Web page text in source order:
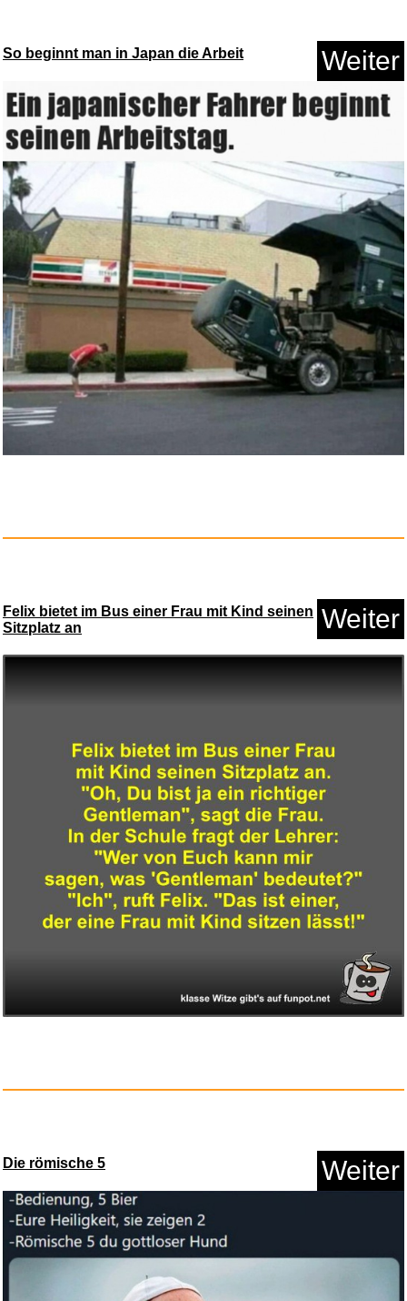
Eurovision Song Contest
Vienna...
Anzeige
Ventilöl für Trompet...
Anzeige
Anzeige
So beginnt man in Japan die Arbeit Weiter
Felix bietet im Bus einer Frau mit Kind seinen
Sitzplatz an
Weiter
Die römische 5 Weiter